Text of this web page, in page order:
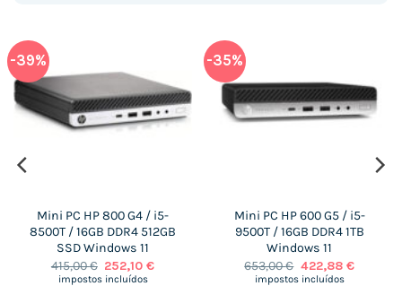
-39%
Mini PC HP 800 G4 / i5-
8500T / 16GB DDR4 512GB
SSD Windows 11
415,00€ O
preço
252,10€O
impostos incluídos
-35%
Mini PC HP 600 G5 / i5-
9500T / 16GB DDR4 1TB
Windows 11
653,00€ O
preço
422,88 €O
impostos incluídos